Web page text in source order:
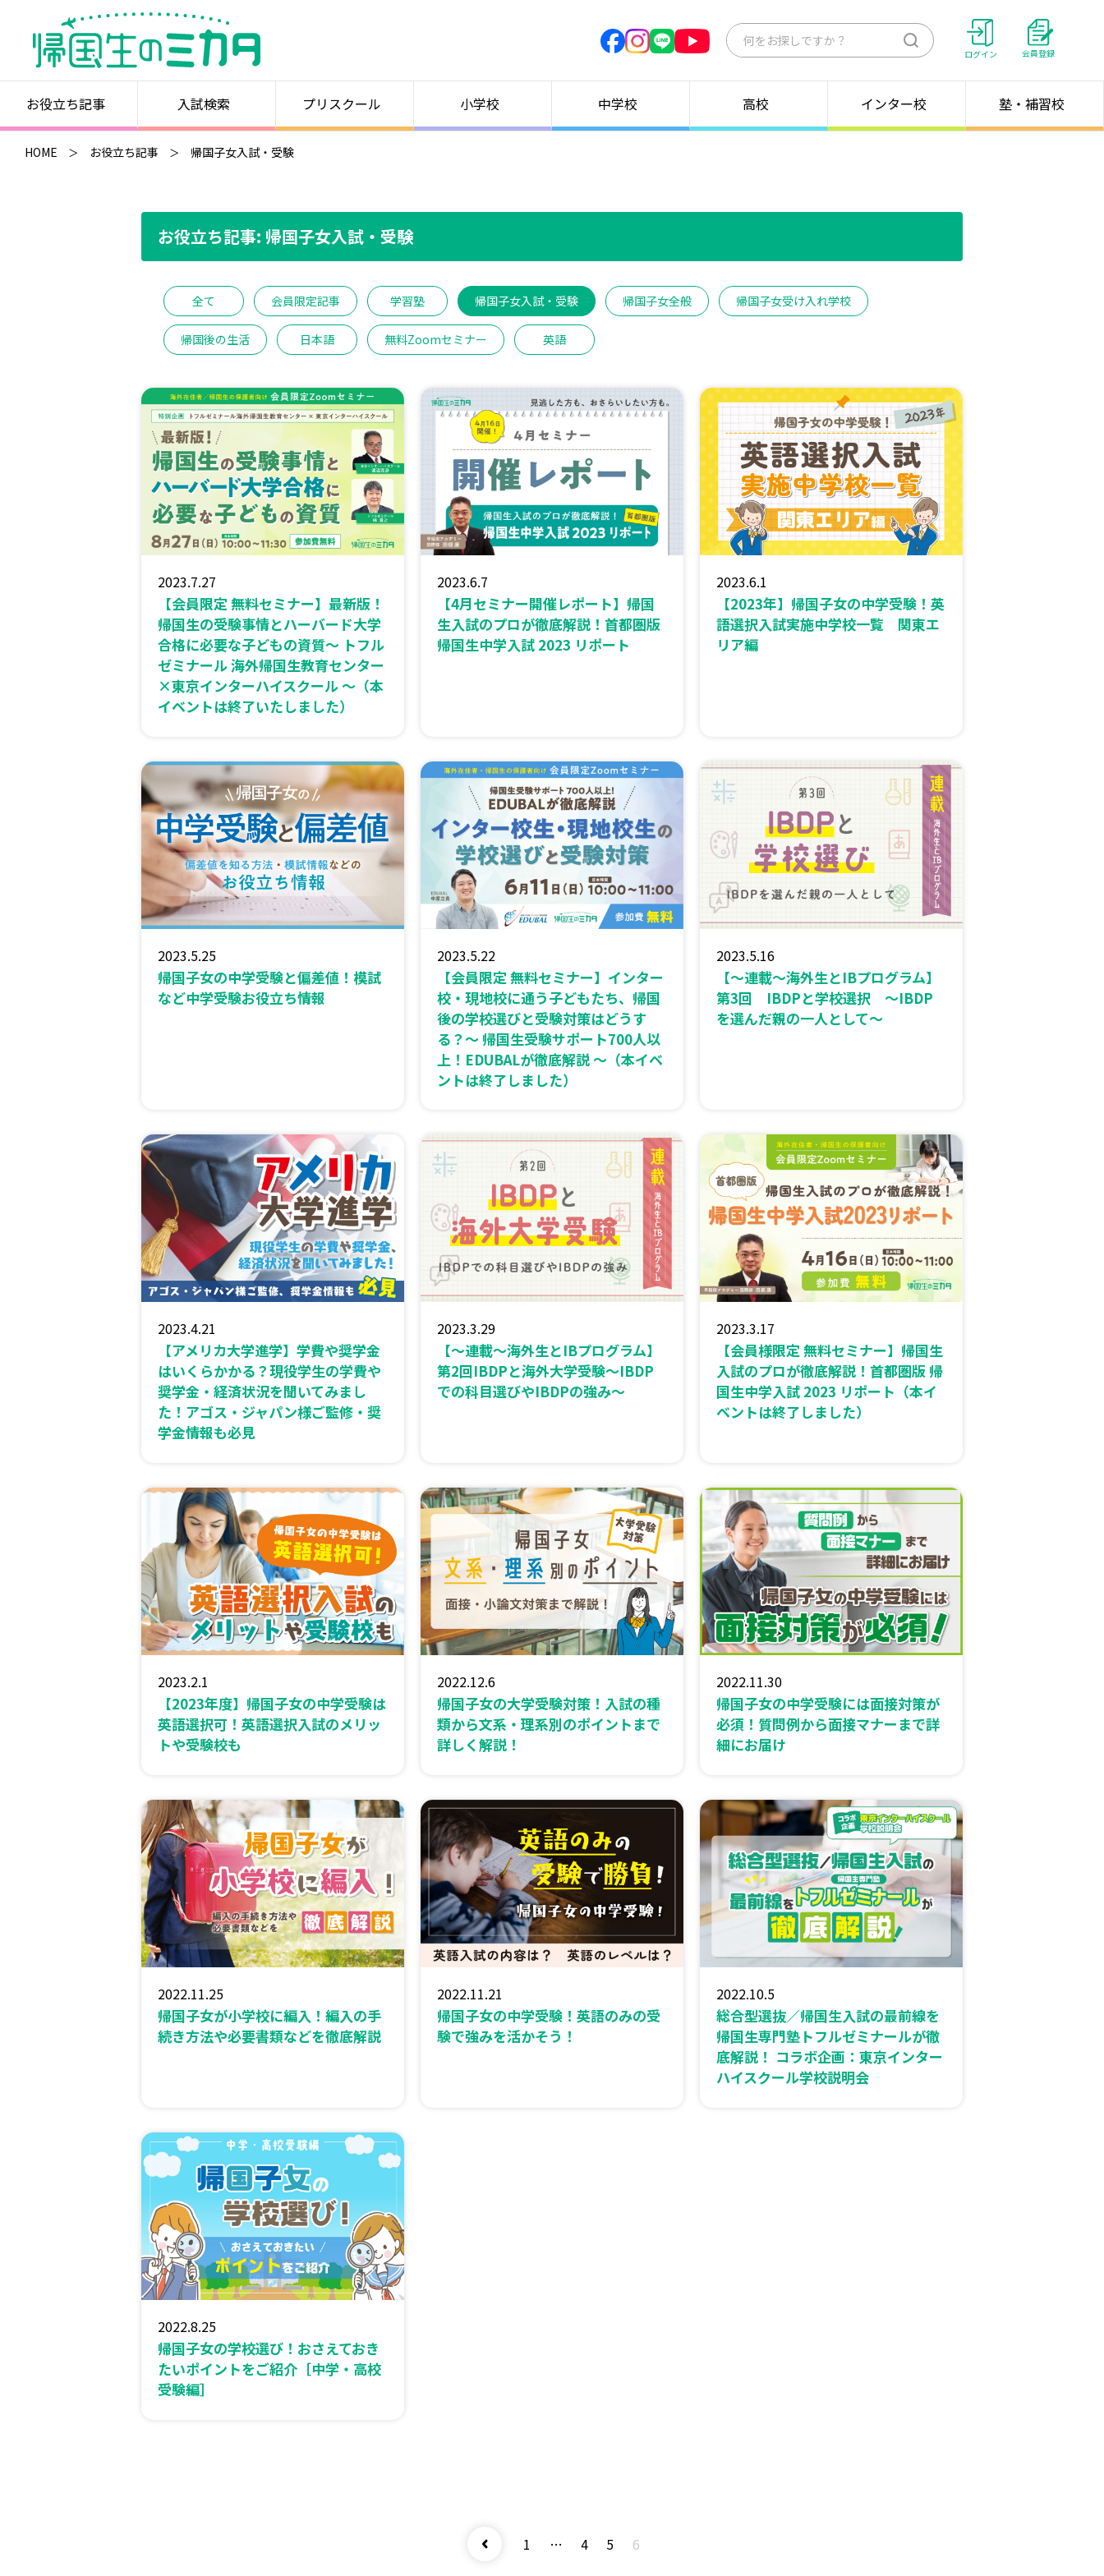
検
ログイン 会員登録
お役立ち記事 入試検索 プリスクール 小学校 中学校 高校 インター校 塾・補習校
HOME お役立ち記事 帰国子女入試・受験
お役立ち記事: 帰国子女入試・受験
全て 会員限定記事 学習塾 帰国子女入試・受験 帰国子女全般 帰国子女受け入れ学校
帰国後の生活 日本語 無料Zoomセミナー 英語
2023.7.27
【会員限定 無料セミナー】最新版！
帰国生の受験事情とハーバード大学
合格に必要な子どもの資質〜 トフル
ゼミナール 海外帰国生教育センター
×東京インターハイスクール 〜（本
イベントは終了いたしました）
2023.6.7
【4月セミナー開催レポート】帰国
生入試のプロが徹底解説！首都圏版
帰国生中学入試 2023 リポート
2023.6.1
【2023年】帰国子女の中学受験！英
語選択入試実施中学校一覧 関東エ
リア編
2023.5.25
帰国子女の中学受験と偏差値！模試
など中学受験お役立ち情報
2023.5.22
【会員限定 無料セミナー】インター
校・現地校に通う子どもたち、帰国
後の学校選びと受験対策はどうす
る？〜 帰国生受験サポート700人以
上！EDUBALが徹底解説 〜（本イベ
ントは終了しました）
2023.5.16
【〜連載〜海外生とIBプログラム】
第3回 IBDPと学校選択 ～IBDP
を選んだ親の一人として～
2023.4.21
【アメリカ大学進学】学費や奨学金
はいくらかかる？現役学生の学費や
奨学金・経済状況を聞いてみまし
た！アゴス・ジャパン様ご監修・奨
学金情報も必見
2023.3.29
【〜連載〜海外生とIBプログラム】
第2回IBDPと海外大学受験～IBDP
での科目選びやIBDPの強み～
2023.3.17
【会員様限定 無料セミナー】帰国生
入試のプロが徹底解説！首都圏版 帰
国生中学入試 2023 リポート（本イ
ベントは終了しました）
2023.2.1
【2023年度】帰国子女の中学受験は
英語選択可！英語選択入試のメリッ
トや受験校も
2022.12.6
帰国子女の大学受験対策！入試の種
類から文系・理系別のポイントまで
詳しく解説！
2022.11.30
帰国子女の中学受験には面接対策が
必須！質問例から面接マナーまで詳
細にお届け
2022.11.25
帰国子女が小学校に編入！編入の手
続き方法や必要書類などを徹底解説
2022.11.21
帰国子女の中学受験！英語のみの受
験で強みを活かそう！
2022.10.5
総合型選抜／帰国生入試の最前線を
帰国生専門塾トフルゼミナールが徹
底解説！ コラボ企画：東京インター
ハイスクール学校説明会
2022.8.25
帰国子女の学校選び！おさえておき
たいポイントをご紹介［中学・高校
受験編］
1 … 4 5 6